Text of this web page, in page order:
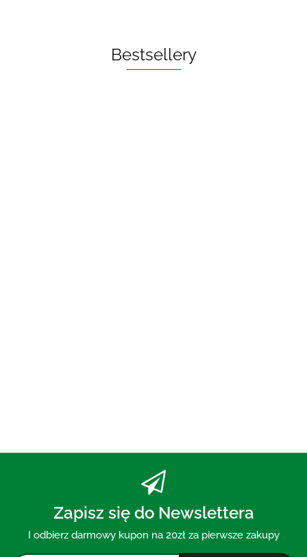
Bestsellery
Zapisz się do Newslettera
I odbierz darmowy kupon na 20zł za pierwsze zakupy